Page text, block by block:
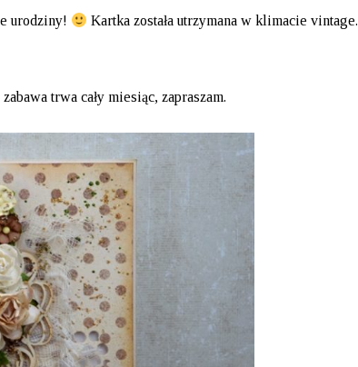
urodziny!
Kartka została utrzymana w klimacie
zabawa trwa cały miesiąc, zapraszam.